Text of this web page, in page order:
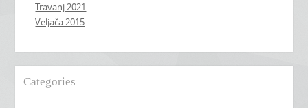
Travanj 2021
Veljača 2015
Categories